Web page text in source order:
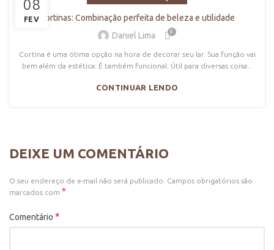
08
FEV
Cortinas: Combinação perfeita de beleza e utilidade
Daniel Lima
0
Cortina é uma ótima opção na hora de decorar seu lar. Sua função vai
bem além da estética: É também funcional. Útil para diversas coisa...
CONTINUAR LENDO
DEIXE UM COMENTÁRIO
O seu endereço de e-mail não será publicado.
Campos obrigatórios são
marcados com *
Comentário *